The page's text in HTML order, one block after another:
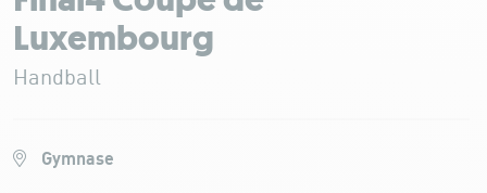
Luxembourg
Handball
Gymnase